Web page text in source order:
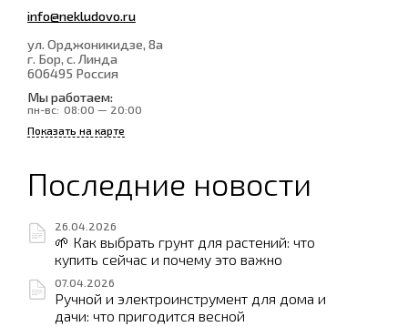
info@nekludovo.ru
ул. Орджоникидзе, 8а
г. Бор, с. Линда
606495 Россия
Мы работаем:
пн-вс: 08:00 — 20:00
Показать на карте
Последние новости
26.04.2026
🌱 Как выбрать грунт для растений: что
купить сейчас и почему это важно
07.04.2026
Ручной и электроинструмент для дома и
дачи: что пригодится весной